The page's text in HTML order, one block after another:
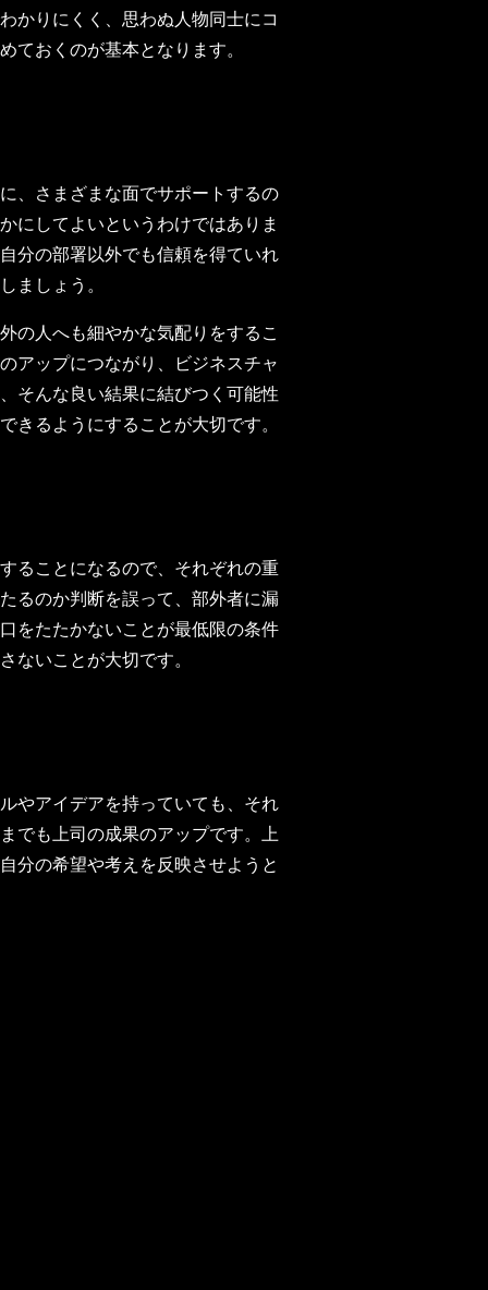
かりにくく、思わぬ人物同士にコ
ておくのが基本となります。
、さまざまな面でサポートするの
にしてよいというわけではありま
分の部署以外でも信頼を得ていれ
ましょう。
の人へも細やかな気配りをするこ
アップにつながり、ビジネスチャ
そんな良い結果に結びつく可能性
きるようにすることが大切です。
ることになるので、それぞれの重
るのか判断を誤って、部外者に漏
をたたかないことが最低限の条件
ないことが大切です。
やアイデアを持っていても、それ
でも上司の成果のアップです。上
分の希望や考えを反映させようと